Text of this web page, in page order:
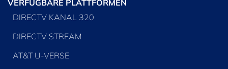
VERFÜGBARE PLATTFORMEN
DIRECTV KANAL 320
DIRECTV STREAM
AT&T U-VERSE